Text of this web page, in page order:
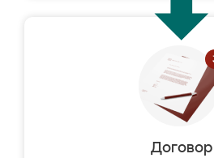
Договор